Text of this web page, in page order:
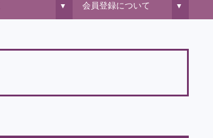
▼ 会員登録について ▼